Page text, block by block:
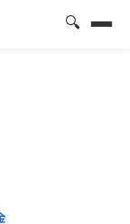
🔍